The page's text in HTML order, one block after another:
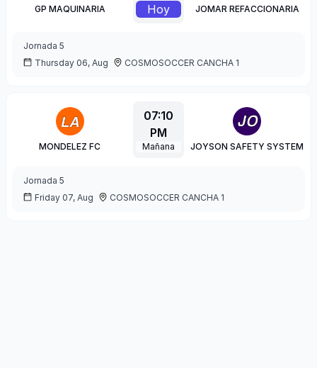
GP MAQUINARIA
Hoy
JOMAR REFACCIONARIA
Jornada 5
Thursday 06, Aug
COSMOSOCCER CANCHA 1
MONDELEZ FC
07:10
PM
Mañana JOYSON SAFETY SYSTEM
Jornada 5
Friday 07, Aug
COSMOSOCCER CANCHA 1